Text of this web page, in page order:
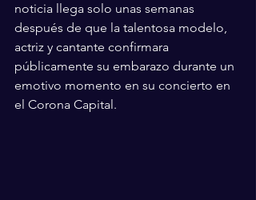
noticia llega solo unas semanas
después de que la talentosa modelo,
actriz y cantante confirmara
públicamente su embarazo durante un
emotivo momento en su concierto en
el Corona Capital.